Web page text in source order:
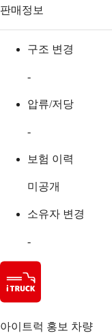
판매정보
구조 변경
-
압류/저당
-
보험 이력
미공개
소유자 변경
-
아이트럭 홍보 차량